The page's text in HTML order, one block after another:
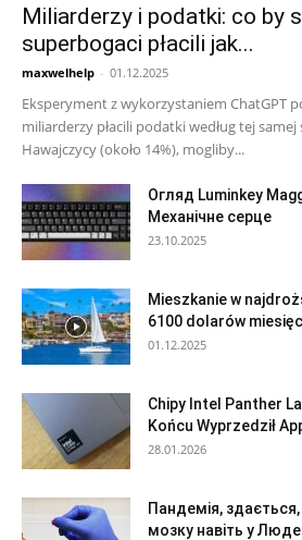
Miliarderzy i podatki: co by
superbogaci płacili jak...
maxwelhelp - 01.12.2025
Eksperyment z wykorzystaniem ChatGPT
miliarderzy płacili podatki według tej
Hawajczycy (około 14%), mogliby...
Огляд Luminkey
Механічне серце
23.10.2025
Mieszkanie w
6100 dolarów
01.12.2025
Chipy Intel Panther
Końcu Wyprzedził
28.01.2026
Пандемія,
мозку навіть у